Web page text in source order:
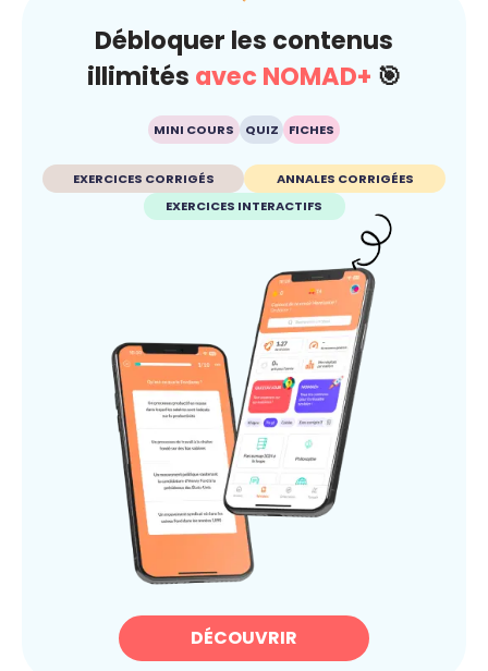
Débloquer les contenus
illimités avec NOMAD+ 🎯
MINI COURS QUIZ FICHES
EXERCICES CORRIGÉS
ANNALES CORRIGÉES
EXERCICES INTERACTIFS
DÉCOUVRIR